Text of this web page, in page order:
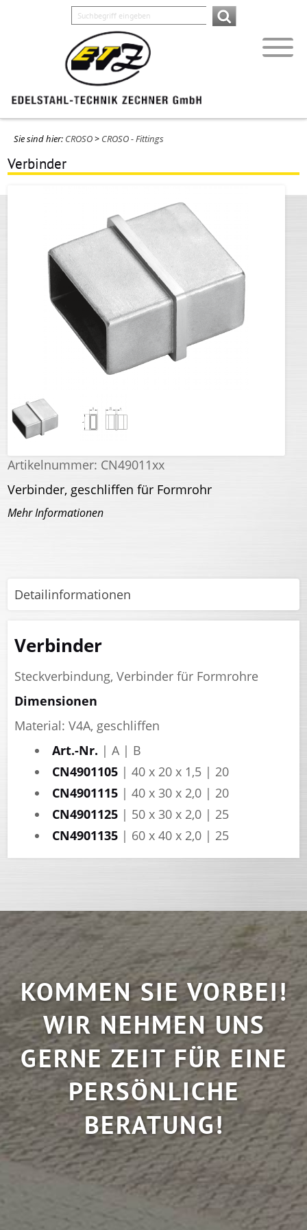
Sie sind hier: CROSO> CROSO - Fittings
Verbinder
Artikelnummer: CN49011xx
Verbinder, geschliffen für Formrohr
Mehr Informationen
Detailinformationen
Verbinder
Steckverbindung, Verbinder für Formrohre
Dimensionen
Material: V4A, geschliffen
Art.-Nr. | A | B
CN4901105| 40 x 20 x 1,5 | 20
CN4901115| 40 x 30 x 2,0 | 20
CN4901125| 50 x 30 x 2,0 | 25
CN4901135| 60 x 40 x 2,0 | 25
KOMMEN SIE VORBEI!
WIR NEHMEN UNS
GERNE ZEIT FÜR EINE
PERSÖNLICHE
BERATUNG!